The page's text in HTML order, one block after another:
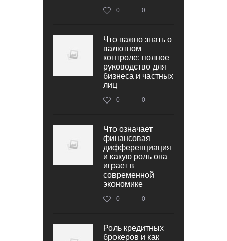
0 0
Что важно знать о
валютном
контроле: полное
руководство для
бизнеса и частных
лиц
0 0
Что означает
финансовая
дифференциация
и какую роль она
играет в
современной
экономике
0 0
Роль кредитных
брокеров и как